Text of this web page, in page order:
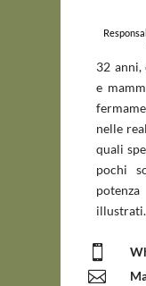
32 anni,
e
nelle
quali
pochi
illustrati.

